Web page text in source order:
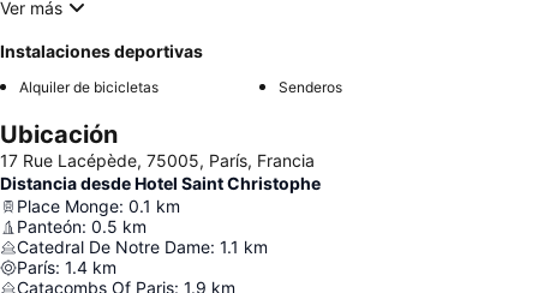
Ver más
Instalaciones deportivas
Alquiler de bicicletas Senderos
Ubicación
17 Rue Lacépède, 75005, París, Francia
Distancia desde Hotel Saint Christophe
Place Monge: 0.1 km
Panteón: 0.5 km
Catedral De Notre Dame: 1.1 km
París: 1.4 km
Catacombs Of Paris: 1.9 km